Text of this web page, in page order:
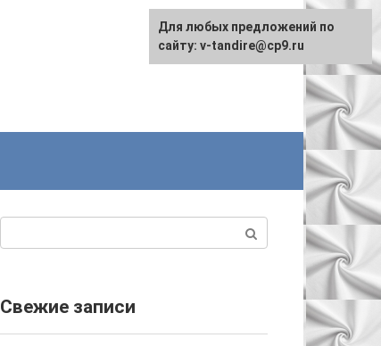
Свежие записи
Для любых предложений по
сайту: v-tandire@cp9.ru